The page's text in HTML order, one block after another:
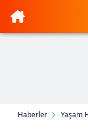
Haberler Yaşam